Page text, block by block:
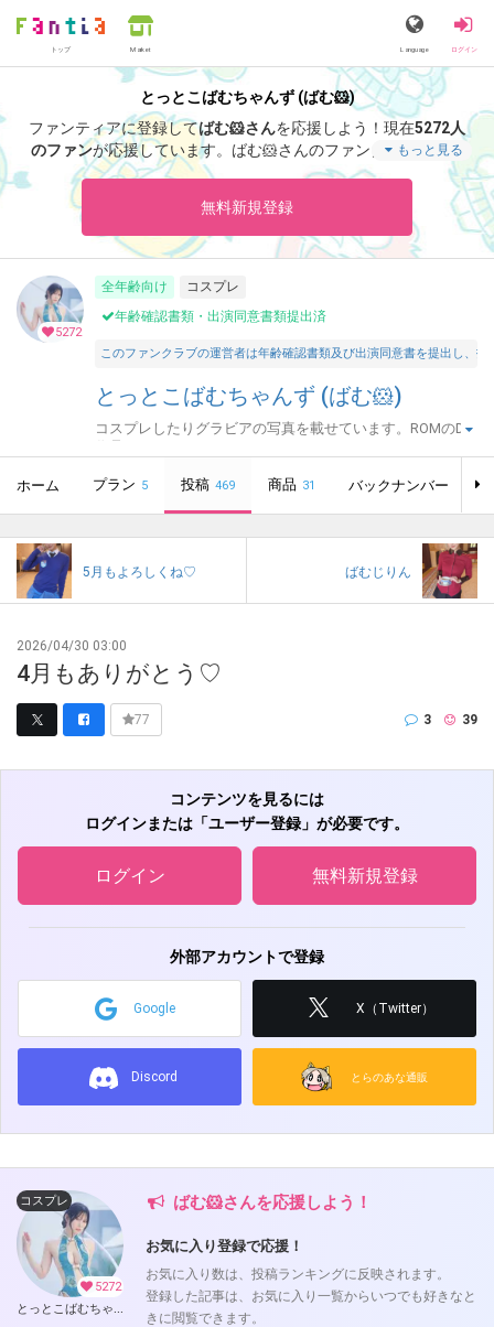
トップ Market Language ログイン
とっとこばむちゃんず (ばむ🐹)
ファンティアに登録してばむ🐹さんを応援しよう！ 現在5272人
のファンが応援しています。 ばむ🐹さんのファンクラブ「ばむ
🐹
」では、「本日はばむの日です
」などの特別なコンテンツをお
もっと見る
無料新規登録
5272
全年齢向け
コスプレ
年齢確認書類・出演同意書類提出済
このファンクラブの運営者は年齢確認書類及び出演同意書を提出し、
とっとこばむちゃんず (ばむ🐹)
コスプレしたりグラビアの写真を載せています。ROMのDL
ホーム プラン 5 投稿 469 商品 31 バックナンバー
5月もよろしくね♡ ばむじりん
2026/04/30 03:00
4月もありがとう♡
77 3 39
コンテンツを見るには
ログインまたは「ユーザー登録」が必要です。
ログイン 無料新規登録
外部アカウントで登録
Google X（Twitter）
Discord とらのあな通販
5272
コスプレ
とっとこばむちゃんず (ばむ🐹)
ばむ🐹さんを応援しよう！
お気に入り登録で応援！
お気に入り数は、投稿ランキングに反映されます。
登録した記事は、お気に入り一覧からいつでも好きなと
きに閲覧できます。